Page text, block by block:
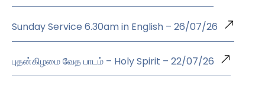
Sunday Service 6.30am in English – 26/07/26
புதன்கிழமை வேத பாடம் – Holy Spirit – 22/07/26